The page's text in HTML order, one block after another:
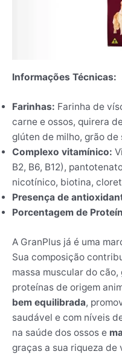
Informações Técnicas:
Farinhas: Farinha de
carne e ossos, quirera
glúten de milho, grão
Complexo vitamínico:
B2, B6, B12),
nicotínico, biotina,
Presença de
Porcentagem de
A GranPlus já é uma
Sua composição
massa muscular do
proteínas de origem
bem equilibrada,
saudável e com níveis
na saúde dos ossos e
graças a sua riqueza de